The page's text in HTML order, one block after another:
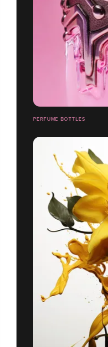
PERFUME BOTTLES